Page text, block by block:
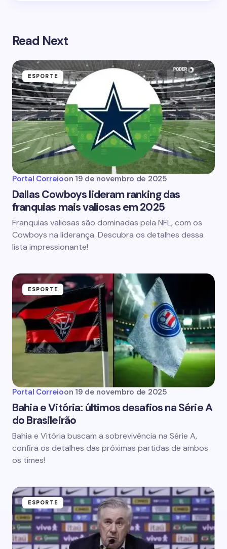
Read Next
ESPORTE
Portal Correioon 19 de novembro de 2025
Dallas Cowboys lideram ranking das
franquias mais valiosas em 2025
Franquias valiosas são dominadas pela NFL, com os
Cowboys na liderança. Descubra os detalhes dessa
lista impressionante!
ESPORTE
Portal Correioon 19 de novembro de 2025
Bahia e Vitória: últimos desafios na Série A
do Brasileirão
Bahia e Vitória buscam a sobrevivência na Série A,
confira os detalhes das próximas partidas de ambos
os times!
ESPORTE